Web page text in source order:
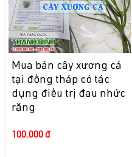
Mua bán cây xương cá
tại đồng tháp có tác
dụng điều trị đau nhức
răng
100.000 đ